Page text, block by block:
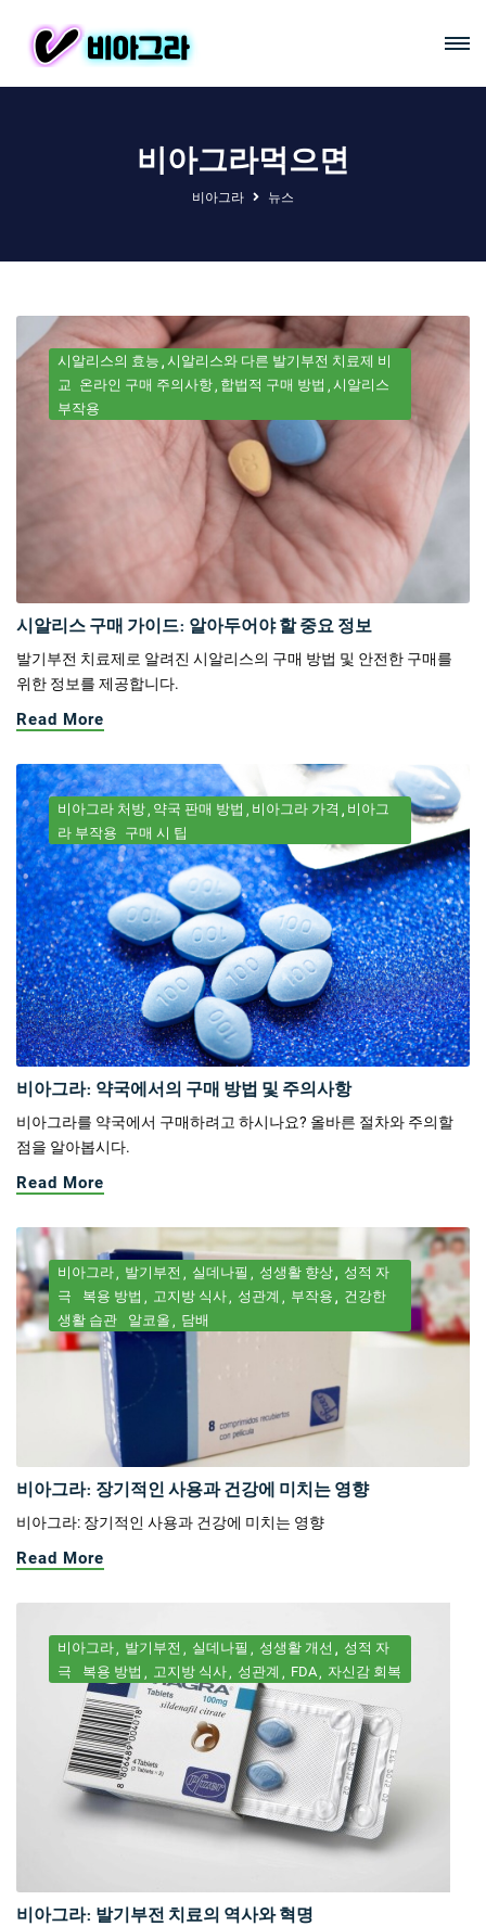
비아그라먹으면
비아그라 뉴스
시알리스의 효능 시알리스와 다른 발기부전 치료제 비
교 온라인 구매 주의사항 합법적 구매 방법 시알리스
부작용
시알리스 구매 가이드: 알아두어야 할 중요 정보
발기부전 치료제로 알려진 시알리스의 구매 방법 및 안전한 구매를
위한 정보를 제공합니다.
Read More
비아그라 처방 약국 판매 방법 비아그라 가격
비아그
라 부작용 구매 시 팁
비아그라: 약국에서의 구매 방법 및 주의사항
비아그라를 약국에서 구매하려고 하시나요? 올바른 절차와 주의할
점을 알아봅시다.
Read More
비아그라 발기부전 실데나필 성생활 향상
성적 자
극
복용 방법 고지방 식사 성관계 부작용
건강한
생활 습관
알코올 담배
비아그라: 장기적인 사용과 건강에 미치는 영향
비아그라: 장기적인 사용과 건강에 미치는 영향
Read More
비아그라 발기부전 실데나필 성생활 개선
성적 자
극
복용 방법 고지방 식사 성관계 FDA 자신감 회복
비아그라: 발기부전 치료의 역사와 혁명